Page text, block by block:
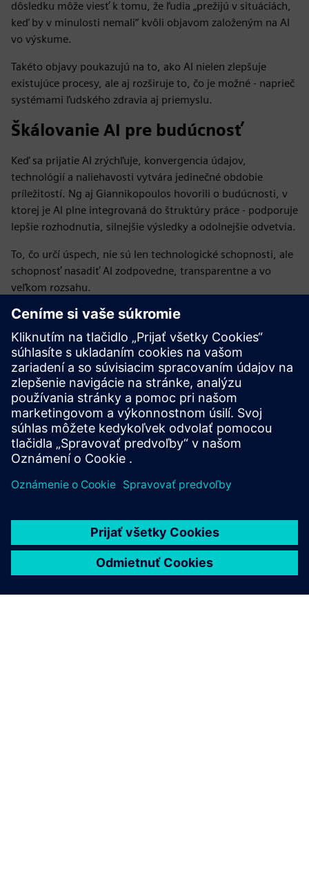
dôsledku môže viesť k tomu, že ľudia „prežijú v situáciách,
keď by v minulosti nemali“ kvôli objavom založeným na AI
vo výskume.
Takéto objavy poukazujú na to, ako AI nielen zlepšuje
existujúce procesy, ale aj rozširuje to, čo je možné - naprieč
systémami ľudského zdravia aj priemyslu.
Škálovanie AI pre budúcnosť
Keď sa prijatie AI zrýchľuje, konvergencia údajov,
technológií a naliehavosti vytvára jedinečné obdobie
príležitostí. Ng aj Giannikopoulos hovorili o budúcnosti, v
ktorej je AI plne integrovaná do štruktúry práce - podporuje
lepšie rozhodnutia, silnejšie výsledky a odolnejšie odvetvia.
To, čo určí úspech, nie sú len technologické schopnosti, ale
schopnosť nasadiť AI zodpovedne, transparentne a vo
veľkom rozsahu.
Cesta vpred je jasná: budujte dôveru, prepojte údaje a
zamerajte sa na rozširovanie ľudských odborných znalostí.
S týmito základmi môže AI splniť svoj sľub — zmeniť
spôsob starostlivosti o pacientov, budovať kritickú
infraštruktúru a riešiť niektoré z najzložitejších výziev našej
doby.
Uverejnené: 16. júna 2026